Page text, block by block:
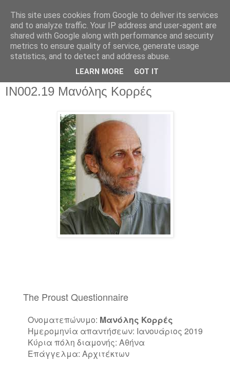
IN002.19 Μανόλης Κορρές
The Proust Questionnaire
Ονοματεπώνυμο: Μανόλης Κορρές
Ημερομηνία απαντήσεων: Ιανουάριος 2019
Κύρια πόλη διαμονής: Αθήνα
Επάγγελμα: Αρχιτέκτων
This site uses cookies from Google to deliver its services
and to analyze traffic. Your IP address and user-agent are
shared with Google along with performance and security
metrics to ensure quality of service, generate usage
statistics, and to detect and address abuse.
LEARN MORE GOT IT